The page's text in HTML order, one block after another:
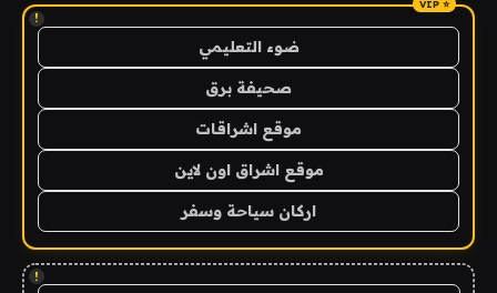
!
ضوء التعليمي
صحيفة برق
موقع اشراقات
موقع اشراق اون لاين
اركان سياحة وسفر
!